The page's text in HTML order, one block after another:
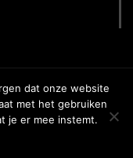
FREECON |
PC PATROL
dat onze website
met het gebruiken
je er mee instemt.